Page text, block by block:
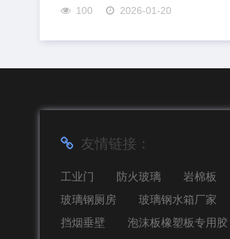
100 2026-01-20
友情链接：
工业门 防火玻璃 岩棉板
玻璃钢厕房
玻璃钢水箱厂家
挡烟垂壁
泡沫板橡塑板专用胶